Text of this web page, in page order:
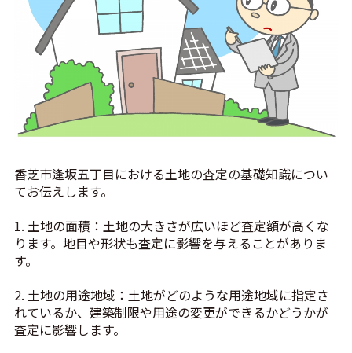
香芝市逢坂五丁目における土地の査定の基礎知識につい
てお伝えします。
1. 土地の面積：土地の大きさが広いほど査定額が高くな
ります。地目や形状も査定に影響を与えることがありま
す。
2. 土地の用途地域：土地がどのような用途地域に指定さ
れているか、建築制限や用途の変更ができるかどうかが
査定に影響します。